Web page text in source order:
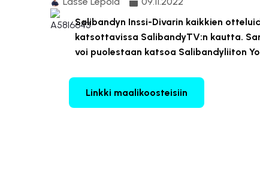
Salibandyn Inssi-Divarin kaikkien
katsottavissa SalibandyTV:n kautta.
voi puolestaan katsoa Salibandyliiton
Linkki maalikoosteisiin